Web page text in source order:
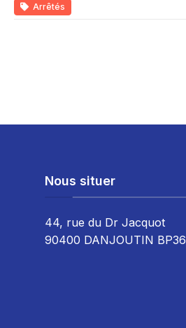
Arrêtés
Nous situer
44, rue du Dr Jacquot
90400 DANJOUTIN BP36